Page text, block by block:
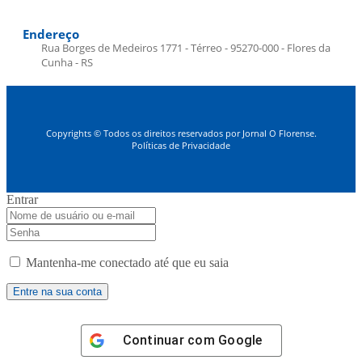
Endereço
Rua Borges de Medeiros 1771 - Térreo - 95270-000 - Flores da
Cunha - RS
Copyrights © Todos os direitos reservados por Jornal O Florense.
Políticas de Privacidade
Entrar
Mantenha-me conectado até que eu saia
Continuar com Google